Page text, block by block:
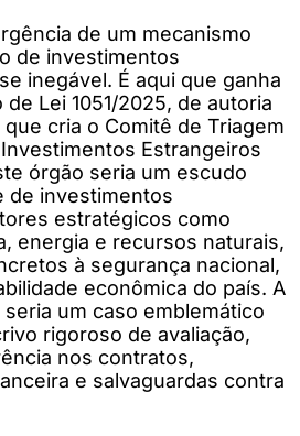
de um mecanismo
de investimentos
inegável. É aqui que ganha
Lei 1051/2025, de autoria
cria o Comitê de Triagem
Estrangeiros
órgão seria um escudo
de investimentos
estratégicos como
energia e recursos naturais,
à segurança nacional,
econômica do país. A
um caso emblemático
rigoroso de avaliação,
nos contratos,
e salvaguardas contra